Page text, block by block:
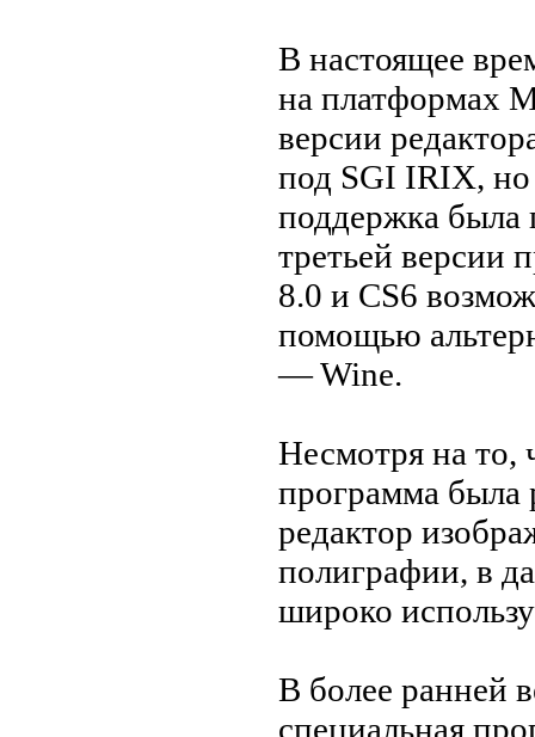
В настоящее
на платформах
версии
под SGI IRIX,
поддержка была
третьей версии
8.0 и CS6
помощью
— Wine.
Несмотря на то,
программа была
редактор
полиграфии, в
широко
В более ранней
специальная